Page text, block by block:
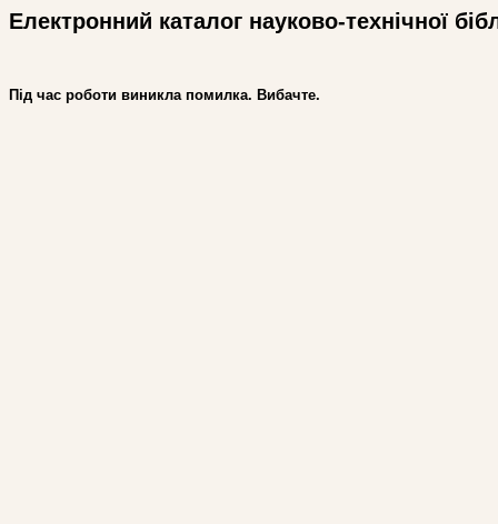
Електронний каталог науково-технічної
Під час роботи виникла помилка. Вибачте.